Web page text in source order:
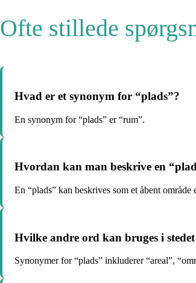
Ofte stillede
Hvad er et synonym for “plads”?
En synonym for “plads” er “rum”.
Hvordan kan man beskrive en
En “plads” kan beskrives som et åbent område
Hvilke andre ord kan bruges i
Synonymer for “plads” inkluderer “areal”,